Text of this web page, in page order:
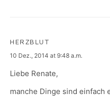
HERZBLUT
says:
10 Dez., 2014 at 9:48 a.m.
Liebe Renate,
manche Dinge sind einfach